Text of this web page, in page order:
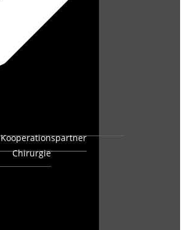
Kooperationspartner
Chirurgie